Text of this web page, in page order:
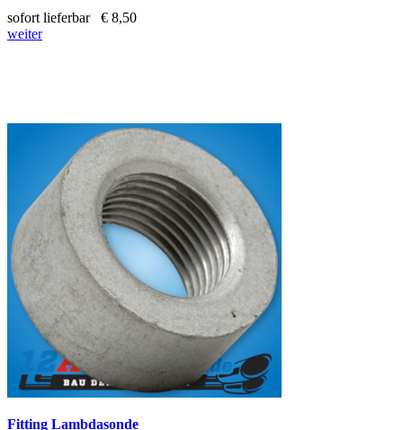
sofort lieferbar
€ 8,50
weiter
Fitting Lambdasonde